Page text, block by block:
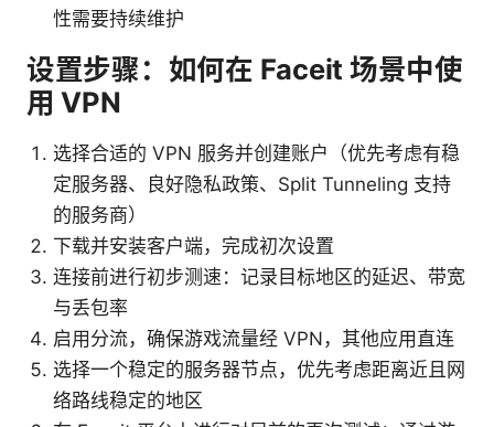
性需要持续维护
设置步骤：如何在 Faceit 场景中使
用 VPN
选择合适的 VPN 服务并创建账户（优先考虑有稳
定服务器、良好隐私政策、Split Tunneling 支持
的服务商）
下载并安装客户端，完成初次设置
连接前进行初步测速：记录目标地区的延迟、带宽
与丢包率
启用分流，确保游戏流量经 VPN，其他应用直连
选择一个稳定的服务器节点，优先考虑距离近且网
络路线稳定的地区